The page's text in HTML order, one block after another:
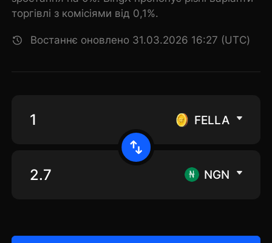
торгівлі з комісіями від 0,1%.
Востаннє оновлено 31.03.2026 16:27 (UTC)
FELLA
NGN